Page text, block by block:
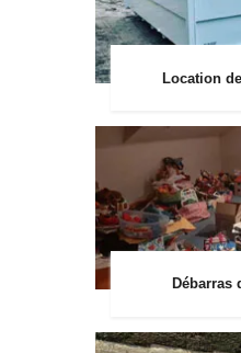
Location
Débarras